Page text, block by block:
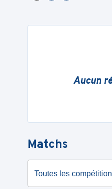
Aucun
Matchs
Toutes les